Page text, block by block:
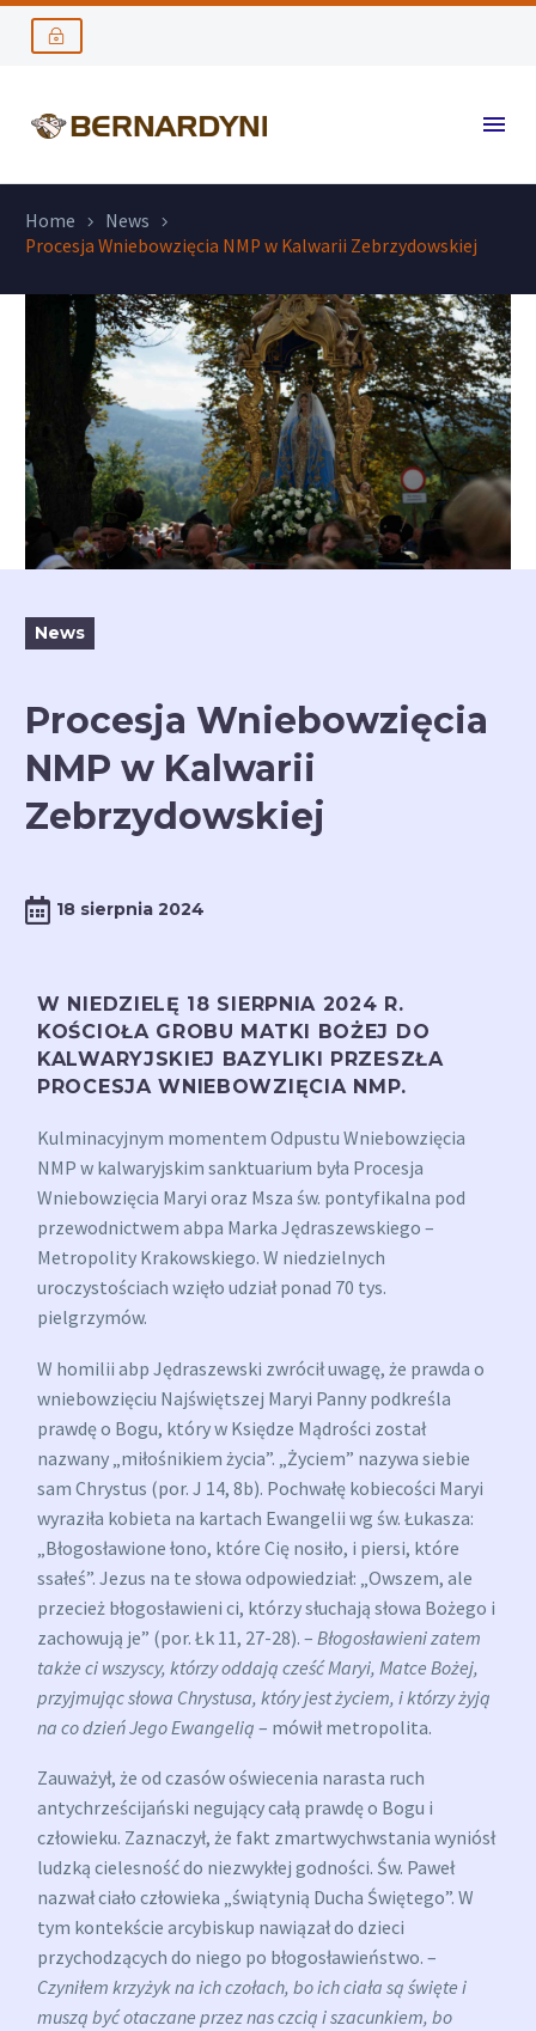
Home
News
Procesja Wniebowzięcia NMP w Kalwarii Zebrzydowskiej
News
Procesja Wniebowzięcia
NMP w Kalwarii
Zebrzydowskiej
18 sierpnia 2024
W NIEDZIELĘ 18 SIERPNIA 2024 R.
KOŚCIOŁA GROBU MATKI BOŻEJ DO
KALWARYJSKIEJ BAZYLIKI PRZESZŁA
PROCESJA WNIEBOWZIĘCIA NMP.
Kulminacyjnym momentem Odpustu Wniebowzięcia
NMP w kalwaryjskim sanktuarium była Procesja
Wniebowzięcia Maryi oraz Msza św. pontyfikalna pod
przewodnictwem abpa Marka Jędraszewskiego –
Metropolity Krakowskiego. W niedzielnych
uroczystościach wzięło udział ponad 70 tys.
pielgrzymów.
W homilii abp Jędraszewski zwrócił uwagę, że prawda o
wniebowzięciu Najświętszej Maryi Panny podkreśla
prawdę o Bogu, który w Księdze Mądrości został
nazwany „miłośnikiem życia”. „Życiem” nazywa siebie
sam Chrystus (por. J 14, 8b). Pochwałę kobiecości Maryi
wyraziła kobieta na kartach Ewangelii wg św. Łukasza:
„Błogosławione łono, które Cię nosiło, i piersi, które
ssałeś”. Jezus na te słowa odpowiedział: „Owszem, ale
przecież błogosławieni ci, którzy słuchają słowa Bożego i
zachowują je” (por. Łk 11, 27-28). – Błogosławieni zatem
także ci wszyscy, którzy oddają cześć Maryi, Matce Bożej,
przyjmując słowa Chrystusa, który jest życiem, i którzy żyją
na co dzień Jego Ewangelią – mówił metropolita.
Zauważył, że od czasów oświecenia narasta ruch
antychrześcijański negujący całą prawdę o Bogu i
człowieku. Zaznaczył, że fakt zmartwychwstania wyniósł
ludzką cielesność do niezwykłej godności. Św. Paweł
nazwał ciało człowieka „świątynią Ducha Świętego”. W
tym kontekście arcybiskup nawiązał do dzieci
przychodzących do niego po błogosławieństwo. –
Czyniłem krzyżyk na ich czołach, bo ich ciała są święte i
muszą być otaczane przez nas czcią i szacunkiem, bo